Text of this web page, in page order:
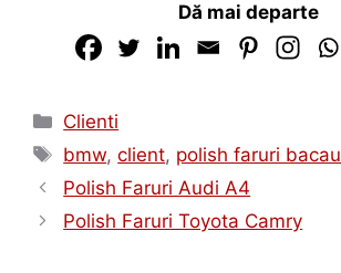
Dă mai departe
Clienti
bmw,client, polish faruri bacau
Polish Faruri Audi A4
Polish Faruri Toyota Camry